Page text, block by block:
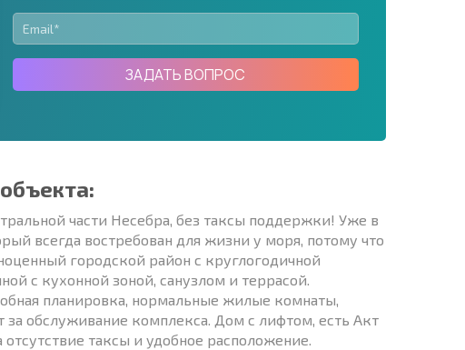
Отправить сообщение
ЗАДАТЬ ВОПРОС
части Несебра, без таксы поддержки! Уже в
всегда востребован для жизни у моря, потому что
городской район с круглогодичной
с кухонной зоной, санузлом и террасой.
планировка, нормальные жилые комнаты,
обслуживание комплекса. Дом с лифтом, есть Акт
таксы и удобное расположение.